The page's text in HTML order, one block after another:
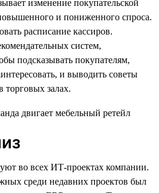
изменение покупательской
и пониженного спроса.
расписание кассиров.
систем,
подсказывать покупателям,
и выводить советы
залах.
во всех ИТ-проектах компании.
среди недавних проектов был